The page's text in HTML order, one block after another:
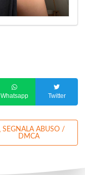
Whatsapp Twitter
DMCA